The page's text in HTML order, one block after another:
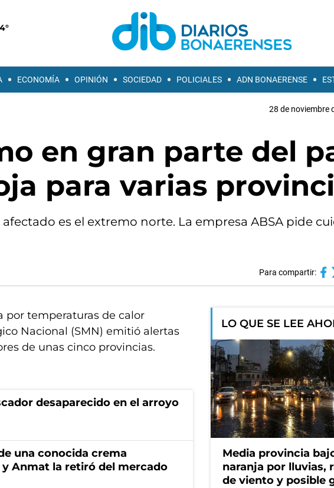
ECONOMÍA OPINIÓN SOCIEDAD POLICIALES ADN BONAERENSE
28 de noviembre
en gran parte del
para varias
es el extremo norte. La empresa ABSA pide
Para compartir:
por temperaturas de calor
Nacional (SMN) emitió alertas
de unas cinco provincias.
desaparecido en el arroyo
una conocida crema
Anmat la retiró del mercado
LO QUE SE LEE
Media provincia
naranja por lluvias,
de viento y posible